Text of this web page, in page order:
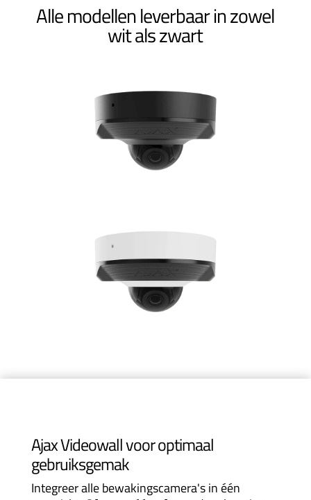
Alle modellen leverbaar in zowel
wit als zwart
Ajax Videowall voor optimaal
gebruiksgemak
Integreer alle bewakingscamera's in één